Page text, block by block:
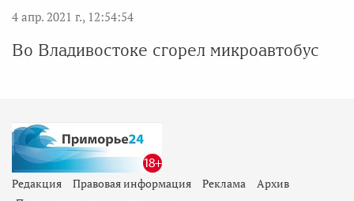
4 апр. 2021 г., 12:54:54
Во Владивостоке сгорел микроавтобус
Редакция Правовая информация Реклама
Архив